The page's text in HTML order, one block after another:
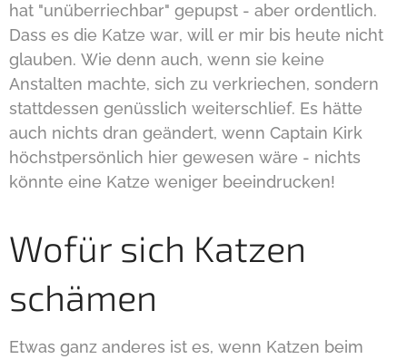
hat "unüberriechbar" gepupst - aber ordentlich.
Dass es die Katze war, will er mir bis heute nicht
glauben. Wie denn auch, wenn sie keine
Anstalten machte, sich zu verkriechen, sondern
stattdessen genüsslich weiterschlief. Es hätte
auch nichts dran geändert, wenn Captain Kirk
höchstpersönlich hier gewesen wäre - nichts
könnte eine Katze weniger beeindrucken!
Wofür sich Katzen
schämen
Etwas ganz anderes ist es, wenn Katzen beim